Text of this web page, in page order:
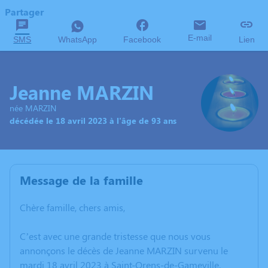
Partager
SMS WhatsApp Facebook E-mail Lien
Jeanne MARZIN
née MARZIN
décédée le 18 avril 2023 à l'âge de 93 ans
Message de la famille
Chère famille, chers amis,
C’est avec une grande tristesse que nous vous
annonçons le décès de Jeanne MARZIN survenu le
mardi 18 avril 2023 à Saint-Orens-de-Gameville.